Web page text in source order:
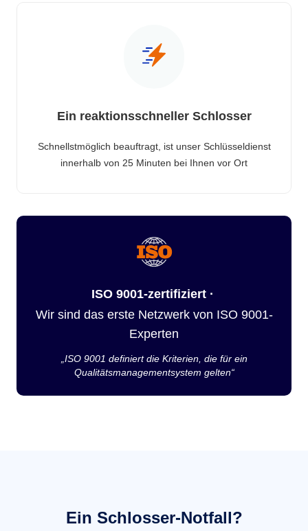
Ein reaktionsschneller Schlosser
Schnellstmöglich beauftragt, ist unser Schlüsseldienst
innerhalb von 25 Minuten bei Ihnen vor Ort
ISO 9001-zertifiziert ·
Wir sind das erste Netzwerk von ISO 9001-
Experten
„ISO 9001 definiert die Kriterien, die für ein
Qualitätsmanagementsystem gelten“
Ein Schlosser-Notfall?